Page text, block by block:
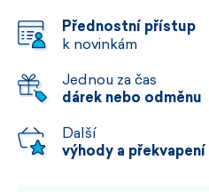
Přednostní přístup
k novinkám
Jednou za čas
dárek nebo odměnu
Další
výhody a překvapení